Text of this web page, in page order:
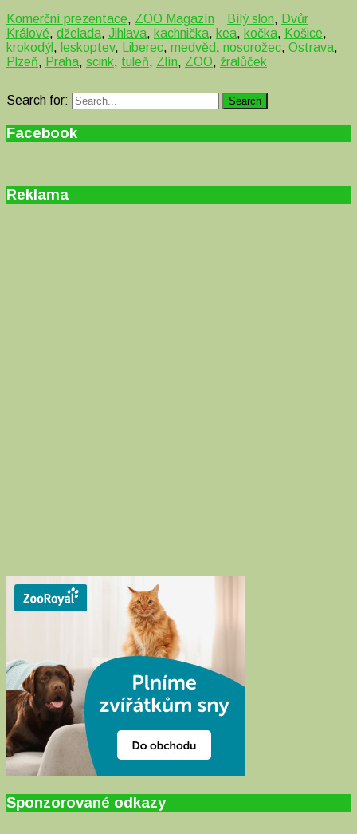
Komerční prezentace, ZOO Magazín Bílý slon, Dvůr
Králové, dželada, Jihlava, kachnička, kea, kočka, Košice,
krokodýl , leskoptev, Liberec, medvěd, nosorožec, Ostrava,
Plzeň, Praha, scink, tuleň, Zlín, ZOO, žralůček
Search for: Search
Facebook
Reklama
Sponzorované odkazy